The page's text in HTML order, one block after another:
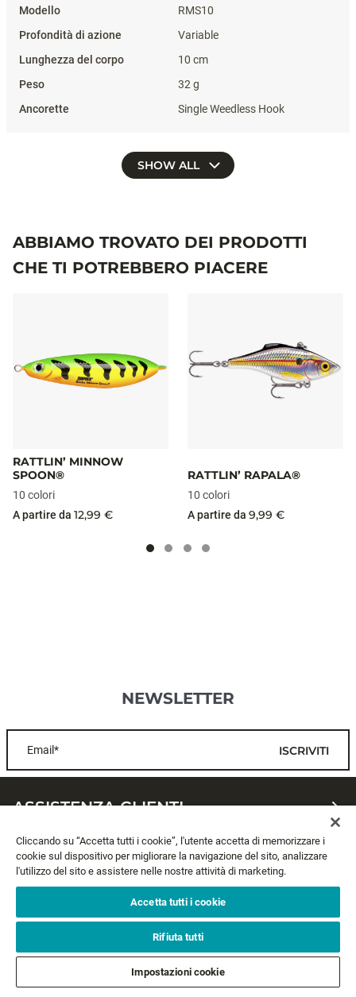
RMS10
Variable
10 cm
32 g
Single Weedless Hook
SHOW ALL
ABBIAMO TROVATO DEI PRODOTTI
CHE TI POTREBBERO PIACERE
RATTLIN’ MINNOW
SPOON®
10 colori
A partire da 12,99 €
RATTLIN’ RAPALA®
10 colori
A partire da 9,99 €
NEWSLETTER
Email* ISCRIVITI
ASSISTENZA CLIENTI
CHI SIAMO
LEGALE
Cliccando su “Accetta tutti i cookie”, l'utente accetta di memorizzare i
cookie sul dispositivo per migliorare la navigazione del sito, analizzare
l'utilizzo del sito e assistere nelle nostre attività di marketing.
Accetta tutti i cookie
Rifiuta tutti
Impostazioni cookie